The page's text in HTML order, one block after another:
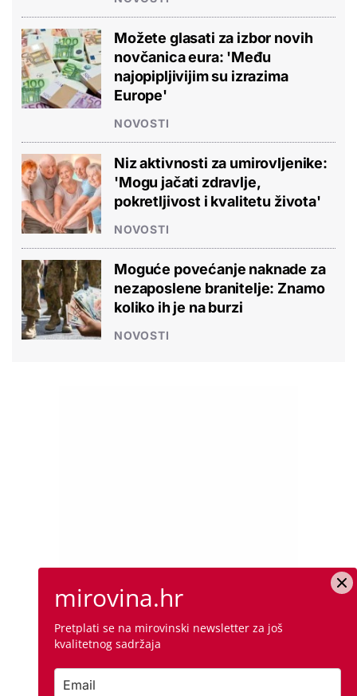
Možete glasati za izbor novih
novčanica eura: 'Među
najopipljivijim su izrazima
Europe'
NOVOSTI
Niz aktivnosti za umirovljenike:
'Mogu jačati zdravlje,
pokretljivost i kvalitetu života'
NOVOSTI
Moguće povećanje naknade za
nezaposlene branitelje: Znamo
koliko ih je na burzi
NOVOSTI
mirovina.hr
Pretplati se na mirovinski newsletter za još
kvalitetnog sadržaja